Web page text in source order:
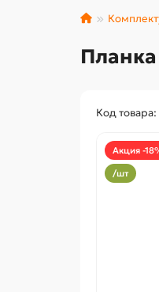
Код
Акция -
/шт